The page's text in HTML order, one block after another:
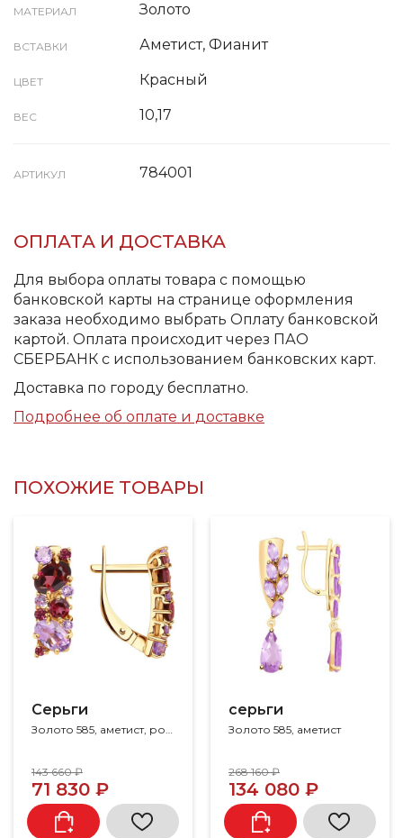
МАТЕРИАЛ Золото
ВСТАВКИ Аметист, Фианит
ЦВЕТ Красный
ВЕС 10,17
АРТИКУЛ 784001
ОПЛАТА И ДОСТАВКА
Для выбора оплаты товара с помощью
банковской карты на странице оформления
заказа необходимо выбрать Оплату банковской
картой. Оплата происходит через ПАО
СБЕРБАНК с использованием банковских карт.
Доставка по городу бесплатно.
Подробнее об оплате и доставке
ПОХОЖИЕ ТОВАРЫ
Серьги
Золото 585, аметист, родолит
143 660 ₽
71 830 ₽
серьги
Золото 585, аметист
268 160 ₽
134 080 ₽